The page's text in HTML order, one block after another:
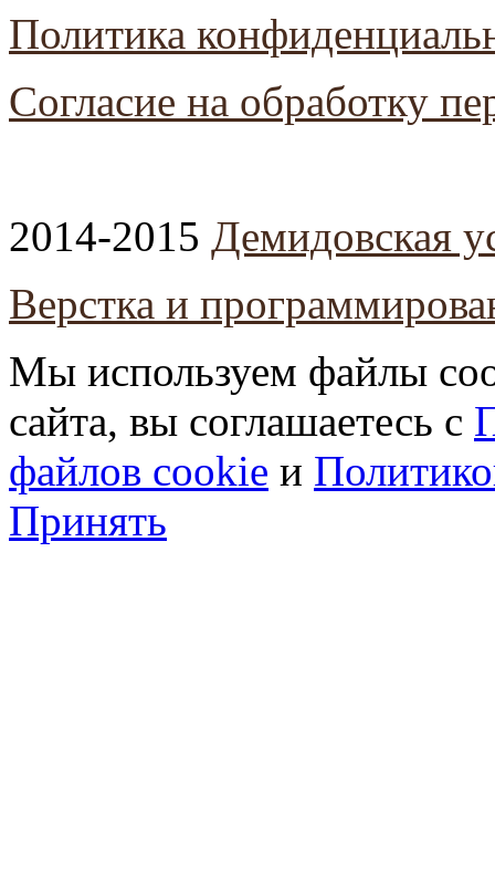
Политика
Согласие на обработку
2014-2015 Демидовская
Верстка и
Мы используем файлы
сайта, вы соглашаетесь с
файлов cookie и
Принять